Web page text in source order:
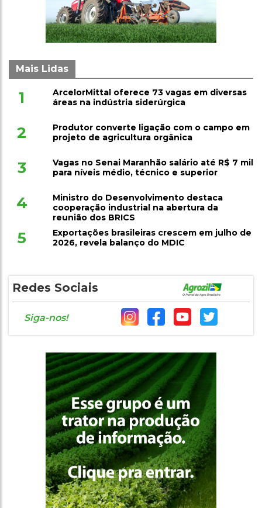
Mais Lidas
1
ArcelorMittal oferece 73 vagas em diversas
áreas na indústria siderúrgica
2
Produtor converte ligação com o campo em
projeto de agricultura orgânica
3
Vagas no Senai Maranhão salário até R$ 7 mil
para níveis médio, técnico e superior
4
Ministro do Desenvolvimento destaca
cooperação industrial na abertura da
reunião dos BRICS
5
Exportações brasileiras crescem em julho de
2026, revela balanço do MDIC
Redes Sociais
Siga-nos!